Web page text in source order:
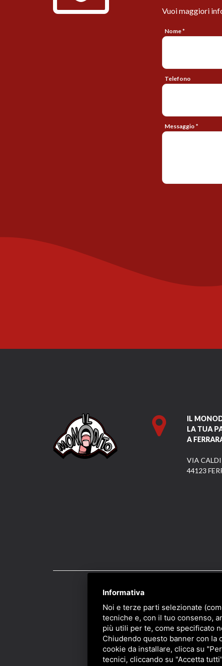
Vuoi maggiori
Nome *
Telefono
Messaggio *
IL
LA TUA
A
VIA
44123
Informativa
Noi e terze parti selezionate
tecniche e, con il tuo consenso,
più utili per te, come specificato
Chiudendo questo banner con la
cookie da installare, clicca su
tecnici, cliccando su "Accetta